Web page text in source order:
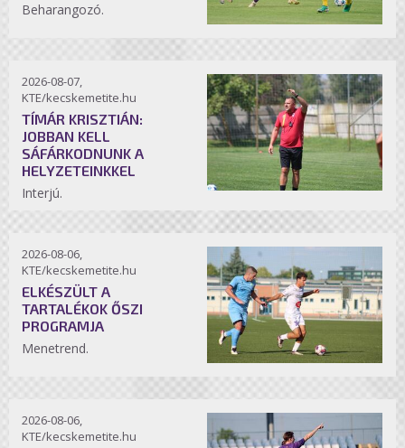
Beharangozó.
2026-08-07,
KTE/kecskemetite.hu
TÍMÁR KRISZTIÁN:
JOBBAN KELL
SÁFÁRKODNUNK A
HELYZETEINKKEL
Interjú.
2026-08-06,
KTE/kecskemetite.hu
ELKÉSZÜLT A
TARTALÉKOK ŐSZI
PROGRAMJA
Menetrend.
2026-08-06,
KTE/kecskemetite.hu